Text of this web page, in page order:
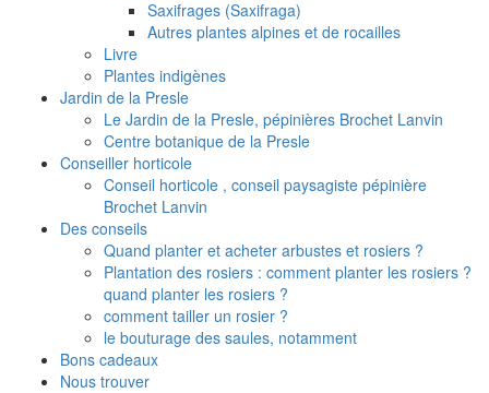
Saxifrages (Saxifraga)
Autres plantes alpines et de rocailles
Livre
Plantes indigènes
Jardin de la Presle
Le Jardin de la Presle, pépinières Brochet Lanvin
Centre botanique de la Presle
Conseiller horticole
Conseil horticole , conseil paysagiste pépinière
Brochet Lanvin
Des conseils
Quand planter et acheter arbustes et rosiers ?
Plantation des rosiers : comment planter les rosiers ?
quand planter les rosiers ?
comment tailler un rosier ?
le bouturage des saules, notamment
Bons cadeaux
Nous trouver